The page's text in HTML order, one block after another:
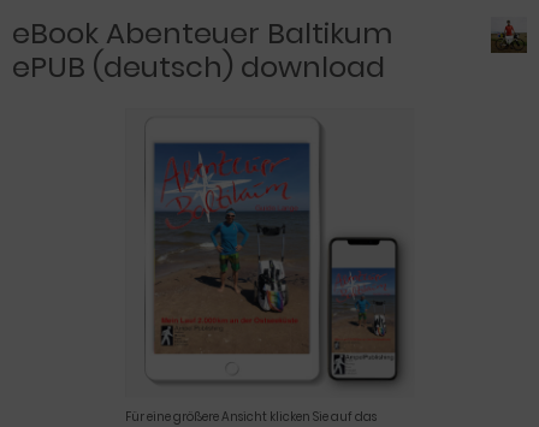
eBook Abenteuer Baltikum
ePUB (deutsch) download
Für eine größere Ansicht klicken Sie auf das